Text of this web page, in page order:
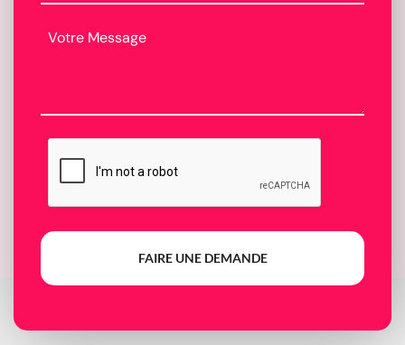
FAIRE UNE DEMANDE